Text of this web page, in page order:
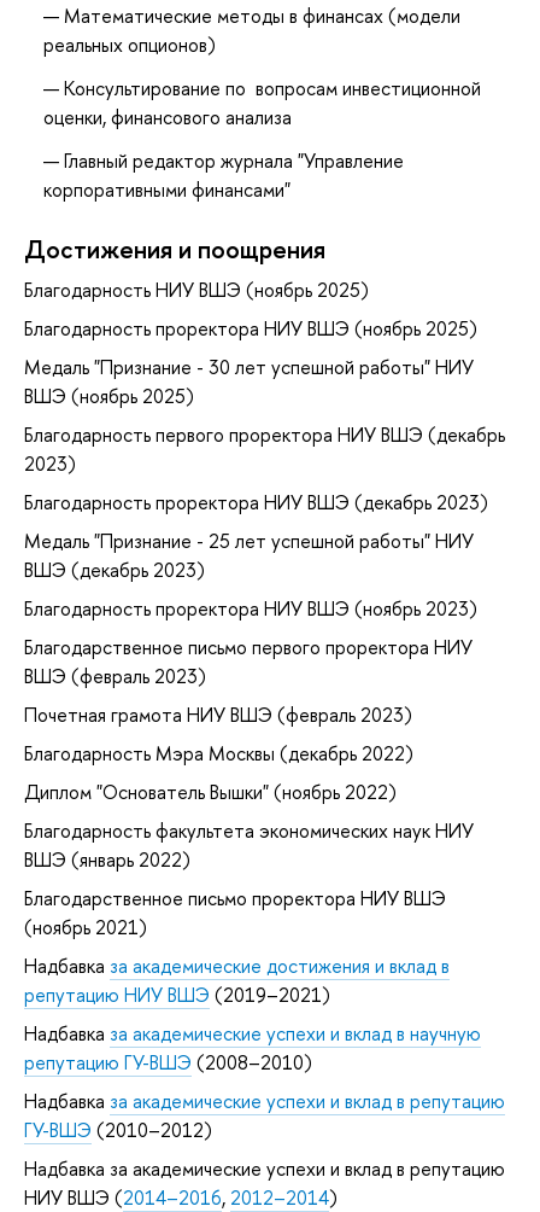
Математические методы в финансах (модели
реальных опционов)
Консультирование по вопросам инвестиционной
оценки, финансового анализа
Главный редактор журнала "Управление
корпоративными финансами"
Достижения и поощрения
Благодарность НИУ ВШЭ (ноябрь 2025)
Благодарность проректора НИУ ВШЭ (ноябрь 2025)
Медаль "Признание - 30 лет успешной работы" НИУ
ВШЭ (ноябрь 2025)
Благодарность первого проректора НИУ ВШЭ (декабрь
2023)
Благодарность проректора НИУ ВШЭ (декабрь 2023)
Медаль "Признание - 25 лет успешной работы" НИУ
ВШЭ (декабрь 2023)
Благодарность проректора НИУ ВШЭ (ноябрь 2023)
Благодарственное письмо первого проректора НИУ
ВШЭ (февраль 2023)
Почетная грамота НИУ ВШЭ (февраль 2023)
Благодарность Мэра Москвы (декабрь 2022)
Диплом "Основатель Вышки" (ноябрь 2022)
Благодарность факультета экономических наук НИУ
ВШЭ (январь 2022)
Благодарственное письмо проректора НИУ ВШЭ
(ноябрь 2021)
Надбавка за академические достижения и вклад в
репутацию НИУ ВШЭ (2019–2021)
Надбавка за академические успехи и вклад в научную
репутацию ГУ-ВШЭ (2008–2010)
Надбавка за академические успехи и вклад в репутацию
ГУ-ВШЭ (2010–2012)
Надбавка за академические успехи и вклад в репутацию
НИУ ВШЭ (2014–2016, 2012–2014)